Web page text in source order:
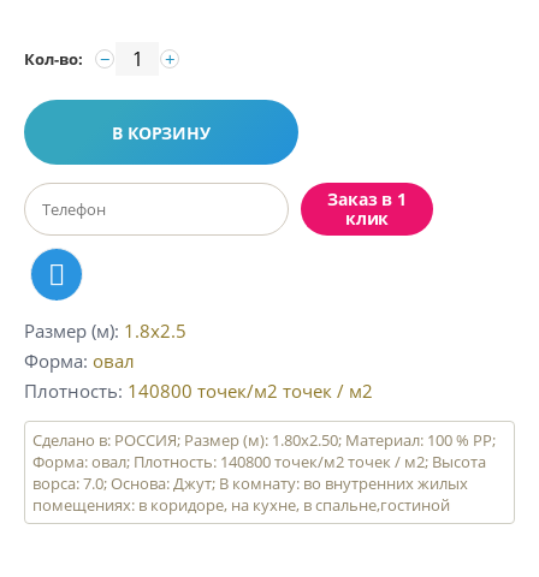
Кол-во: +
−
В КОРЗИНУ
Заказ в 1
клик
Размер (м) 1.8x2.5
Форма овал
Плотность 140800 точек/м2 точек / м2
Сделано в: РОССИЯ; Размер (м): 1.80x2.50; Материал: 100 % PP;
Форма: овал; Плотность: 140800 точек/м2 точек / м2; Высота
ворса: 7.0; Основа: Джут; В комнату: во внутренних жилых
помещениях: в коридоре, на кухне, в спальне,гостиной